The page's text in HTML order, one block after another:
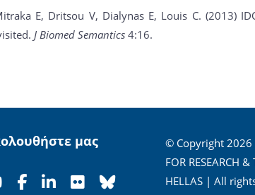
E, Dritsou V, Dialynas E, Louis C. (2013)
J Biomed Semantics 4:16.
μας
© Copyright 2026
FOR RESEARCH
HELLAS | All